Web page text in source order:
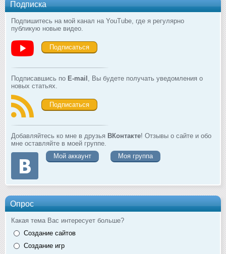
Подписка
Подпишитесь на мой канал на YouTube, где я регулярно
публикую новые видео.
Подписаться
Подписавшись по E-mail , Вы будете получать уведомления о
новых статьях.
Подписаться
Добавляйтесь ко мне в друзья ВКонтакте! Отзывы о сайте и обо
мне оставляйте в моей группе.
Мой аккаунт
Моя группа
Опрос
Какая тема Вас интересует больше?
Создание сайтов
Создание игр